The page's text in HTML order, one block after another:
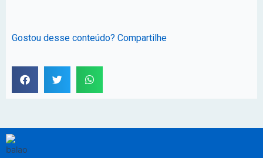
Gostou desse conteúdo? Compartilhe